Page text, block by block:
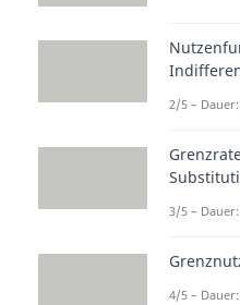
2/5 –
3/5 –
4/5 –